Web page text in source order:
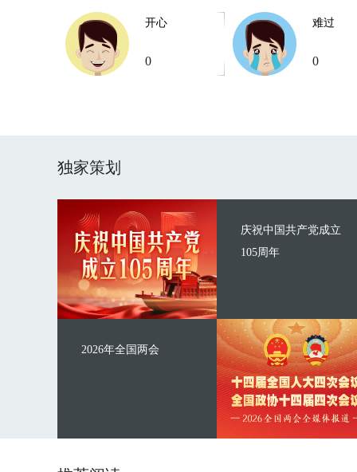
开心
0
难过
0
独家策划
庆祝中国共产党成立
105周年
2026年全国两会